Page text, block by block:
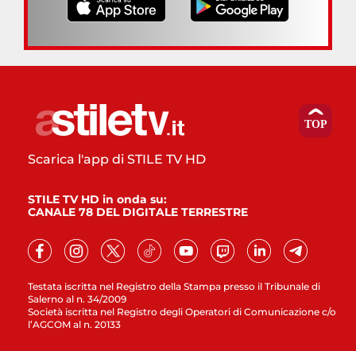
Testata iscritta nel Registro della Stampa presso il Tribunale di
Salerno al n. 34/2009
Società iscritta nel Registro degli Operatori di Comunicazione c/o
l’AGCOM al n. 20133
Scarica l'app di STILE TV HD
STILE TV HD in onda su:
CANALE 78 DEL DIGITALE TERRESTRE